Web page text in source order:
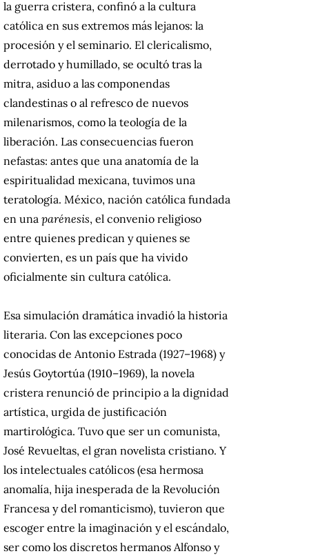
la guerra cristera, confinó a la cultura
católica en sus extremos más lejanos: la
procesión y el seminario. El clericalismo,
derrotado y humillado, se ocultó tras la
mitra, asiduo a las componendas
clandestinas o al refresco de nuevos
milenarismos, como la teología de la
liberación. Las consecuencias fueron
nefastas: antes que una anatomía de la
espiritualidad mexicana, tuvimos una
teratología. México, nación católica fundada
en una parénesis, el convenio religioso
entre quienes predican y quienes se
convierten, es un país que ha vivido
oficialmente sin cultura católica.
Esa simulación dramática invadió la historia
literaria. Con las excepciones poco
conocidas de Antonio Estrada (1927–1968) y
Jesús Goytortúa (1910–1969), la novela
cristera renunció de principio a la dignidad
artística, urgida de justificación
martirológica. Tuvo que ser un comunista,
José Revueltas, el gran novelista cristiano. Y
los intelectuales católicos (esa hermosa
anomalía, hija inesperada de la Revolución
Francesa y del romanticismo), tuvieron que
escoger entre la imaginación y el escándalo,
ser como los discretos hermanos Alfonso y